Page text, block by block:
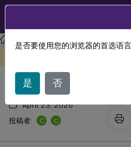
许可 许可 11.17.2 版本 48000
许可证类型
April 23, 2026
投稿者:
C C
是否要使用您的浏览器的首选语
是 否